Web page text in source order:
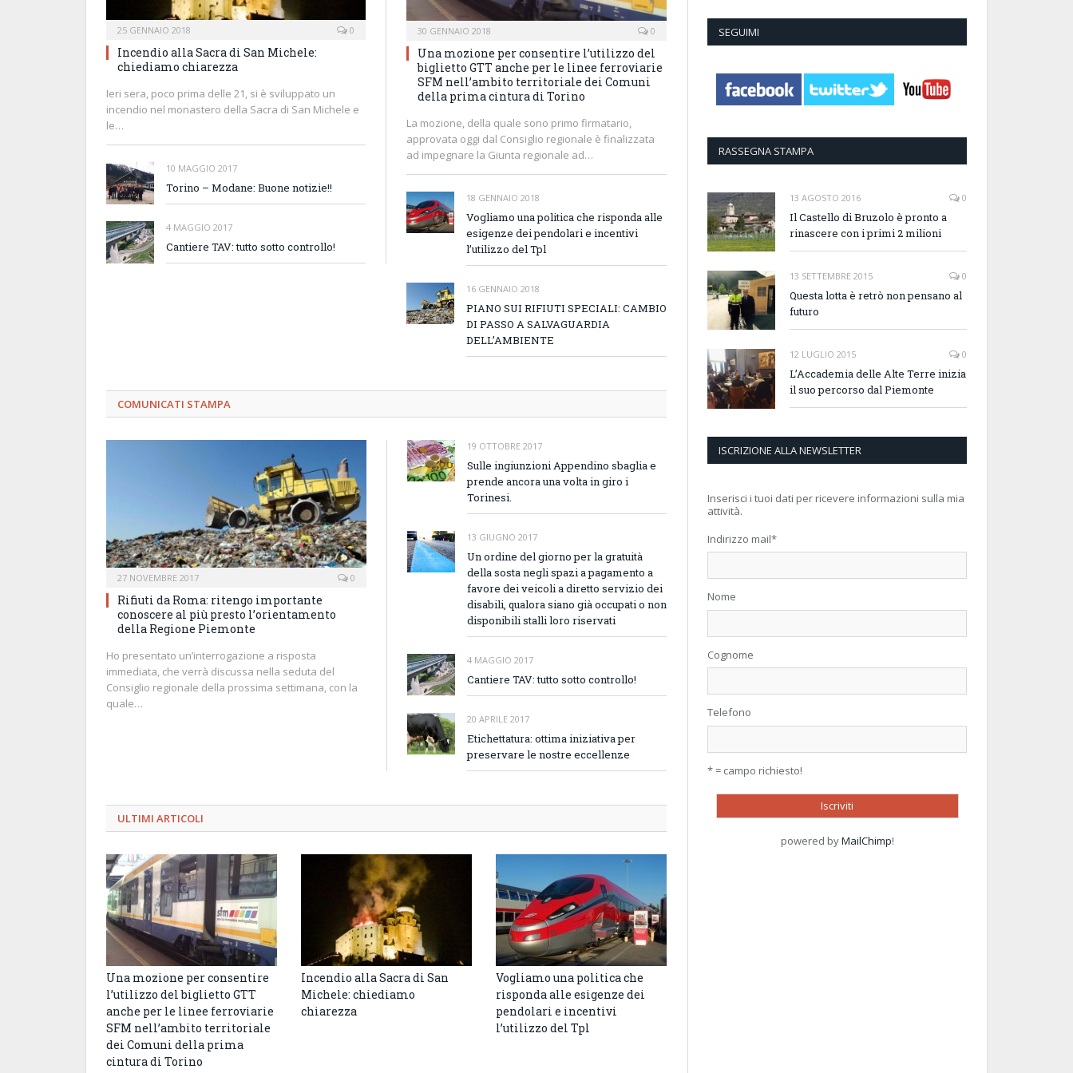
25 GENNAIO 2018 0
Incendio alla Sacra di San Michele:
chiediamo chiarezza
Ieri sera, poco prima delle 21, si è sviluppato un
incendio nel monastero della Sacra di San Michele e
le…
10 MAGGIO 2017
Torino – Modane: Buone notizie!!
4 MAGGIO 2017
Cantiere TAV: tutto sotto controllo!
30 GENNAIO 2018 0
Una mozione per consentire l’utilizzo del
biglietto GTT anche per le linee ferroviarie
SFM nell’ambito territoriale dei Comuni
della prima cintura di Torino
La mozione, della quale sono primo firmatario,
approvata oggi dal Consiglio regionale è finalizzata
ad impegnare la Giunta regionale ad…
18 GENNAIO 2018
Vogliamo una politica che risponda alle
esigenze dei pendolari e incentivi
l’utilizzo del Tpl
16 GENNAIO 2018
PIANO SUI RIFIUTI SPECIALI: CAMBIO
DI PASSO A SALVAGUARDIA
DELL’AMBIENTE
COMUNICATI STAMPA
27 NOVEMBRE 2017 0
Rifiuti da Roma: ritengo importante
conoscere al più presto l’orientamento
della Regione Piemonte
Ho presentato un’interrogazione a risposta
immediata, che verrà discussa nella seduta del
Consiglio regionale della prossima settimana, con la
quale…
19 OTTOBRE 2017
Sulle ingiunzioni Appendino sbaglia e
prende ancora una volta in giro i
Torinesi.
13 GIUGNO 2017
Un ordine del giorno per la gratuità
della sosta negli spazi a pagamento a
favore dei veicoli a diretto servizio dei
disabili, qualora siano già occupati o non
disponibili stalli loro riservati
4 MAGGIO 2017
Cantiere TAV: tutto sotto controllo!
20 APRILE 2017
Etichettatura: ottima iniziativa per
preservare le nostre eccellenze
ULTIMI ARTICOLI
Una mozione per consentire
l’utilizzo del biglietto GTT
anche per le linee ferroviarie
SFM nell’ambito territoriale
dei Comuni della prima
cintura di Torino
Incendio alla Sacra di San
Michele: chiediamo
chiarezza
Vogliamo una politica che
risponda alle esigenze dei
pendolari e incentivi
l’utilizzo del Tpl
SEGUIMI
RASSEGNA STAMPA
13 AGOSTO 2016 0
Il Castello di Bruzolo è pronto a
rinascere con i primi 2 milioni
13 SETTEMBRE 2015 0
Questa lotta è retrò non pensano al
futuro
12 LUGLIO 2015 0
L’Accademia delle Alte Terre inizia
il suo percorso dal Piemonte
ISCRIZIONE ALLA NEWSLETTER
Inserisci i tuoi dati per ricevere informazioni sulla mia
attività.
Indirizzo mail*
Nome
Cognome
Telefono
* = campo richiesto!
powered byMailChimp!